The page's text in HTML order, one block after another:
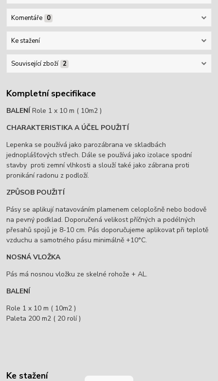
Komentáře 0
Ke stažení
Související zboží 2
Kompletní specifikace
BALENÍRole 1 x 10 m ( 10m2 )
CHARAKTERISTIKA A ÚČEL POUŽITÍ
Lepenka se používá jako parozábrana ve skladbách
jednoplášťových střech. Dále se používá jako izolace spodní
stavby proti zemní vlhkosti a slouží také jako zábrana proti
pronikání radonu z podloží.
ZPŮSOB POUŽITÍ
Pásy se aplikují natavováním plamenem celoplošně nebo bodově
na pevný podklad. Doporučená velikost příčných a podélných
přesahů spojů je 8-10 cm. Pás doporučujeme aplikovat při teplotě
vzduchu a samotného pásu minimálně +10°C.
NOSNÁ VLOŽKA
Pás má nosnou vložku ze skelné rohože + AL.
BALENÍ
Role 1 x 10 m ( 10m2 )
Paleta 200 m2 ( 20 rolí )
Ke stažení